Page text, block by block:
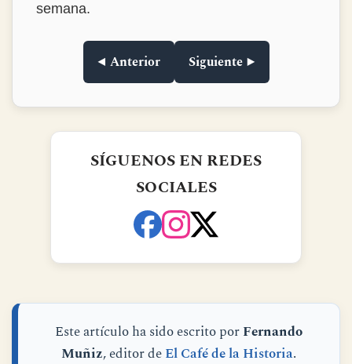
encuadernación en tapa dura, de las que ya
compré para regalar y me lo quedé para mí.
◀ Anterior Siguiente ▶
SÍGUENOS EN REDES
SOCIALES